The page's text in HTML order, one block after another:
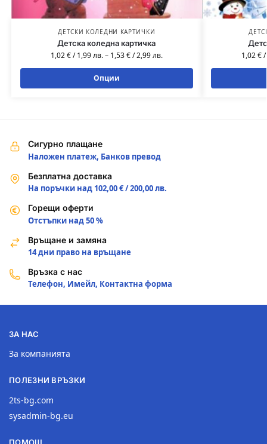
ДЕТСКИ КОЛЕДНИ КАРТИЧКИ
Детска коледна картичка
1,02€/1,99лв.– 1,53€/2,99лв.
Опции
1,02€/
Сигурно плащане
Наложен платеж, Банков превод
Безплатна доставка
На поръчки над 102,00 € / 200,00 лв.
Горещи оферти
Отстъпки над 50 %
Връщане и замяна
14 дни право на връщане
Връзка с нас
Телефон, Имейл, Контактна форма
ЗА НАС
За компанията
ПОЛЕЗНИ ВРЪЗКИ
2ts-bg.com
sysadmin-bg.eu